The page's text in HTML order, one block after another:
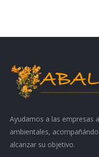
Ayudamos a las empresas
ambientales,
alcanzar su objetivo.